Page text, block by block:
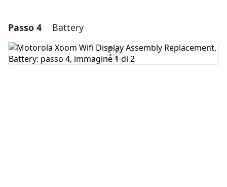
Aggiungi un commento
Aggiungi Commento
Passo 4 Battery